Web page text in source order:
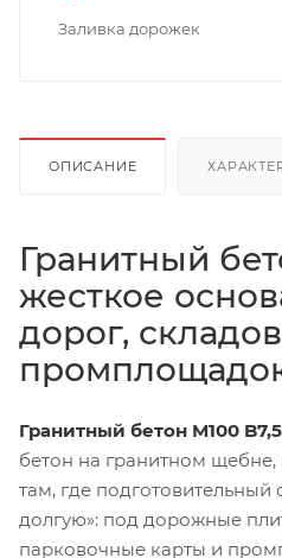
Заливка дорожек
ОПИСАНИЕ
Гранитный
жесткое
дорог,
Гранитный бетон М100
бетон на гранитном
там, где подготовительный
долгую»: под дорожные
парковочные карты и